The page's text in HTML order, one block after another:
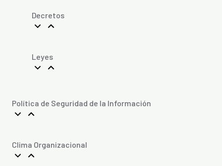
Decretos
Leyes
Política de Seguridad de la Información
Clima Organizacional